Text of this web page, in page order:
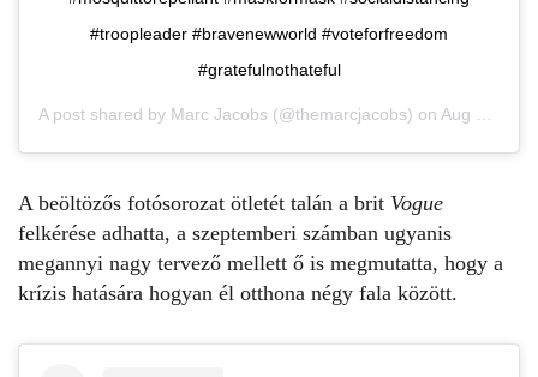
#troopleader #bravenewworld #voteforfreedom
#gratefulnothateful
A post shared by Marc Jacobs (@themarcjacobs) on Aug 24, 2020 at 6:16am PDT
A beöltözős fotósorozat ötletét talán a brit Vogue
felkérése adhatta, a szeptemberi számban ugyanis
megannyi nagy tervező mellett ő is megmutatta, hogy a
krízis hatására hogyan él otthona négy fala között.